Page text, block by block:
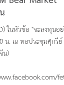
ในหัวข้อ "จะลงทุนอ
น. ณ หอประชุมศุกรี
น)